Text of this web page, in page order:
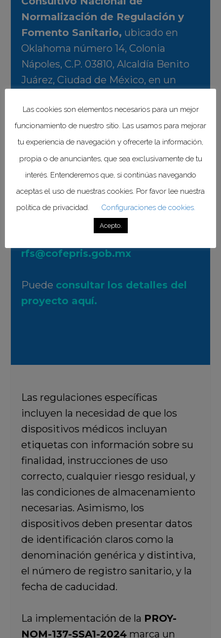
Normalización de Regulación y
Fomento Sanitario, ubicado en
Oklahoma número 14, Colonia
Nápoles, C.P. 03810, Alcaldía Benito
Juárez, Ciudad de México, en un
siguientes al de la fecha de
publicación en el Diario Oficial de
la Federación y Plataforma
Tecnológica Integral de
Infraestructura de la Calidad.
Teléfono:550805200 ext. 11333
rfs@cofepris.gob.mx
Puede consultar los detalles del
proyecto aquí.
Las regulaciones específicas
incluyen la necesidad de que los
dispositivos médicos incluyan
etiquetas con información sobre su
finalidad, instrucciones de uso
correcto, cualquier riesgo residual, y
las condiciones de almacenamiento
necesarias. Asimismo, los
dispositivos deben presentar datos
de identificación claros como la
denominación genérica y distintiva,
el número de registro sanitario, y la
fecha de caducidad.
La implementación de la PROY-
NOM-137-SSA1-2024marca un
Las cookies son elementos necesarios para un mejor
funcionamiento de nuestro sitio. Las usamos para mejorar
tu experiencia de navegación y ofrecerte la información,
propia o de anunciantes, que sea exclusivamente de tu
interés. Entenderemos que, si continúas navegando
aceptas el uso de nuestras cookies. Por favor lee nuestra
política de privacidad.
Configuraciones de cookies.
Acepto.